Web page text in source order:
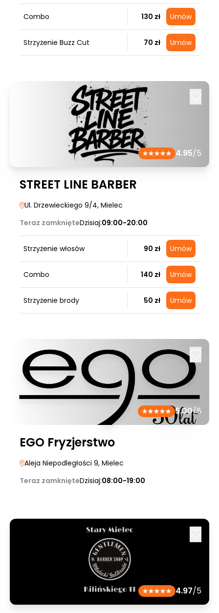
Combo 130 zł Umów
Strzyżenie Buzz Cut 70 zł Umów
4.95/5
STREET LINE BARBER
Ul. Drzewieckiego 9/4, Mielec
Teraz zamknięteDzisiaj:09:00-20:00
Strzyżenie włosów 90 zł Umów
Combo 140 zł Umów
Strzyżenie brody 50 zł Umów
5.00/5
EGO Fryzjerstwo
Aleja Niepodległości 9, Mielec
Teraz zamknięteDzisiaj:08:00-19:00
4.97/5